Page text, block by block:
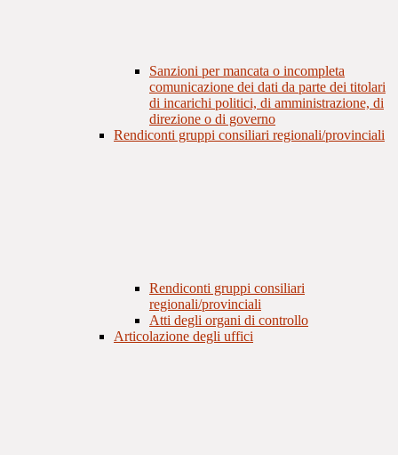
Sanzioni per mancata o incompleta
comunicazione dei dati da parte dei titolari
di incarichi politici, di amministrazione, di
direzione o di governo
Rendiconti gruppi consiliari regionali/provinciali
Rendiconti gruppi consiliari
regionali/provinciali
Atti degli organi di controllo
Articolazione degli uffici